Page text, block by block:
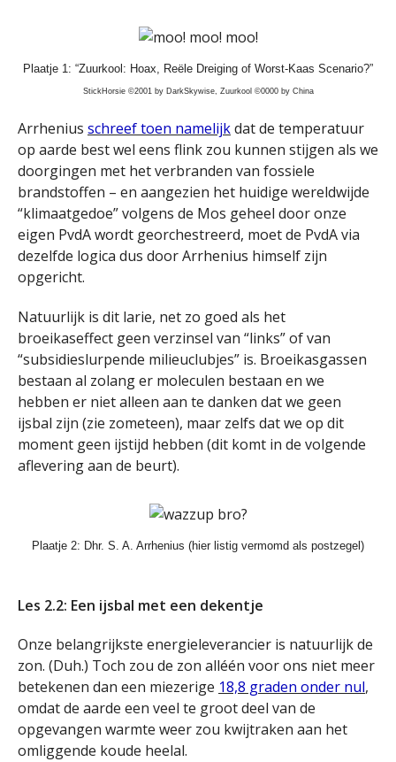
Plaatje 1: “Zuurkool: Hoax, Reële Dreiging of Worst-Kaas Scenario?”
StickHorsie ©2001 by DarkSkywise, Zuurkool ©0000 by China
Arrhenius schreef toen namelijkdat de temperatuur
op aarde best wel eens flink zou kunnen stijgen als we
doorgingen met het verbranden van fossiele
brandstoffen – en aangezien het huidige wereldwijde
“klimaatgedoe” volgens de Mos geheel door onze
eigen PvdA wordt georchestreerd, moet de PvdA via
dezelfde logica dus door Arrhenius himself zijn
opgericht.
Natuurlijk is dit larie, net zo goed als het
broeikaseffect geen verzinsel van “links” of van
“subsidieslurpende milieuclubjes” is. Broeikasgassen
bestaan al zolang er moleculen bestaan en we
hebben er niet alleen aan te danken dat we geen
ijsbal zijn (zie zometeen), maar zelfs dat we op dit
moment geen ijstijd hebben (dit komt in de volgende
aflevering aan de beurt).
Plaatje 2: Dhr. S. A. Arrhenius (hier listig vermomd als postzegel)
Les 2.2: Een ijsbal met een dekentje
Onze belangrijkste energieleverancier is natuurlijk de
zon. (Duh.) Toch zou de zon alléén voor ons niet meer
betekenen dan een miezerige 18,8 graden onder nul,
omdat de aarde een veel te groot deel van de
opgevangen warmte weer zou kwijtraken aan het
omliggende koude heelal.